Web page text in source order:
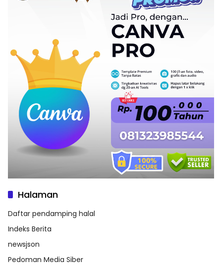
Halaman
Daftar pendamping halal
Indeks Berita
newsjson
Pedoman Media Siber